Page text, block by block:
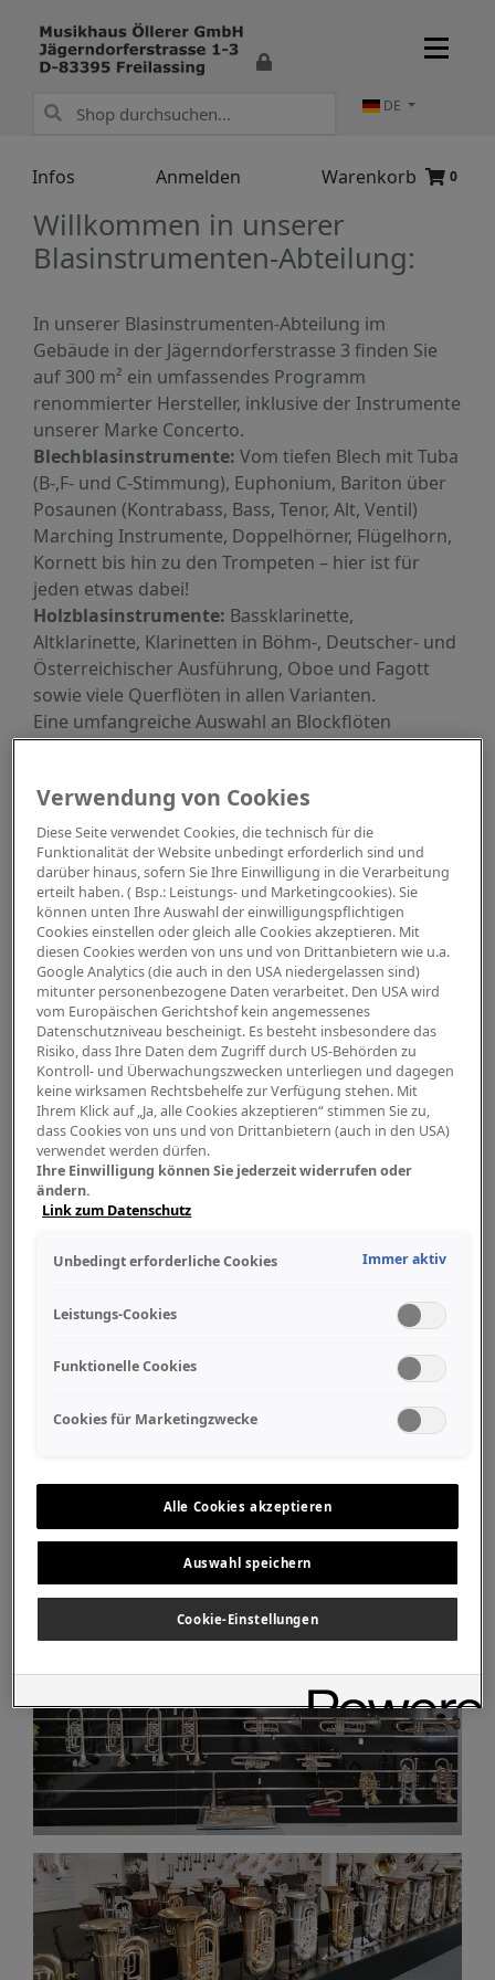
Infos Anmelden Warenkorb 0
DE
Willkommen in unserer
Blasinstrumenten-Abteilung:
In unserer Blasinstrumenten-Abteilung im
Gebäude in der Jägerndorferstrasse 3 finden Sie
auf 300 m² ein umfassendes Programm
renommierter Hersteller, inklusive der Instrumente
unserer Marke Concerto.
Blechblasinstrumente: Vom tiefen Blech mit Tuba
(B-,F- und C-Stimmung), Euphonium, Bariton über
Posaunen (Kontrabass, Bass, Tenor, Alt, Ventil)
Marching Instrumente, Doppelhörner, Flügelhorn,
Kornett bis hin zu den Trompeten – hier ist für
jeden etwas dabei!
Holzblasinstrumente: Bassklarinette,
Altklarinette, Klarinetten in Böhm-, Deutscher- und
Österreichischer Ausführung, Oboe und Fagott
sowie viele Querflöten in allen Varianten.
Eine umfangreiche Auswahl an Blockflöten
erwartet Sie von Schülerflöten bis hin zum
Geschäft.
Fotos der Blasinstrumenten-Abteilung
Verwendung von Cookies
Diese Seite verwendet Cookies, die technisch für die
Funktionalität der Website unbedingt erforderlich sind und
darüber hinaus, sofern Sie Ihre Einwilligung in die Verarbeitung
erteilt haben. ( Bsp.: Leistungs- und Marketingcookies). Sie
können unten Ihre Auswahl der einwilligungspflichtigen
Cookies einstellen oder gleich alle Cookies akzeptieren. Mit
diesen Cookies werden von uns und von Drittanbietern wie u.a.
Google Analytics (die auch in den USA niedergelassen sind)
mitunter personenbezogene Daten verarbeitet. Den USA wird
vom Europäischen Gerichtshof kein angemessenes
Datenschutzniveau bescheinigt. Es besteht insbesondere das
Risiko, dass Ihre Daten dem Zugriff durch US-Behörden zu
Kontroll- und Überwachungszwecken unterliegen und dagegen
keine wirksamen Rechtsbehelfe zur Verfügung stehen. Mit
Ihrem Klick auf „Ja, alle Cookies akzeptieren“ stimmen Sie zu,
dass Cookies von uns und von Drittanbietern (auch in den USA)
verwendet werden dürfen.
Ihre Einwilligung können Sie jederzeit widerrufen oder
ändern.
Link zum Datenschutz
Unbedingt erforderliche Cookies Immer aktiv
Leistungs-Cookies
Funktionelle Cookies
Cookies für Marketingzwecke
Alle Cookies akzeptieren
Auswahl speichern
Cookie-Einstellungen